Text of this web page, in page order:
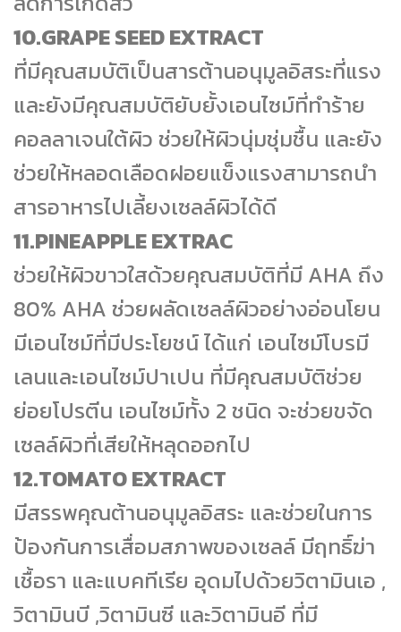
10.GRAPE SEED EXTRACT
ที่มีคุณสมบัติเป็นสารต้านอนุมูลอิสระที่แรง
และยังมีคุณสมบัติยับยั้งเอนไซม์ที่ทำร้าย
คอลลาเจนใต้ผิว ช่วยให้ผิวนุ่มชุ่มชื้น และยัง
ช่วยให้หลอดเลือดฝอยแข็งแรงสามารถนำ
สารอาหารไปเลี้ยงเซลล์ผิวได้ดี
11.PINEAPPLE EXTRAC
ช่วยให้ผิวขาวใสด้วยคุณสมบัติที่มี AHA ถึง
80% AHA ช่วยผลัดเซลล์ผิวอย่างอ่อนโยน
มีเอนไซม์ที่มีประโยชน์ ได้แก่ เอนไซม์โบรมี
เลนและเอนไซม์ปาเปน ที่มีคุณสมบัติช่วย
ย่อยโปรตีน เอนไซม์ทั้ง 2 ชนิด จะช่วยขจัด
เซลล์ผิวที่เสียให้หลุดออกไป
12.TOMATO EXTRACT
มีสรรพคุณต้านอนุมูลอิสระ และช่วยในการ
ป้องกันการเสื่อมสภาพของเซลล์ มีฤทธิ์ฆ่า
เชื้อรา และแบคทีเรีย อุดมไปด้วยวิตามินเอ ,
วิตามินบี ,วิตามินซี และวิตามินอี ที่มี